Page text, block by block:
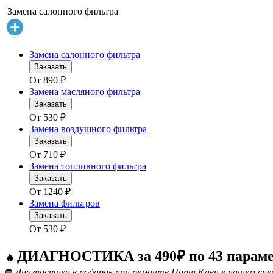
Замена салонного фильтра
Замена салонного фильтра
Заказать
От 890 ₽
Замена масляного фильтра
Заказать
От 530 ₽
Замена воздушного фильтра
Заказать
От 710 ₽
Замена топливного фильтра
Заказать
От 1240 ₽
Замена фильтров
Заказать
От 530 ₽
🔥 ДИАГНОСТИКА за 490₽ по 43